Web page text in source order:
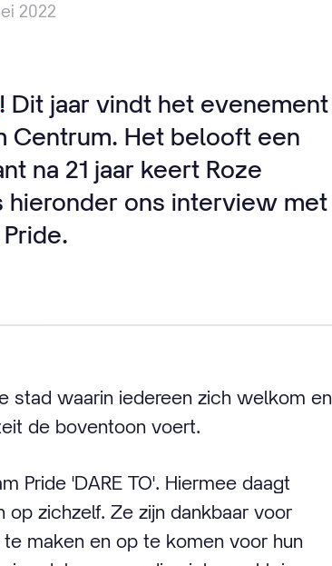
2022
! Dit jaar vindt het evenement
Centrum. Het belooft een
na 21 jaar keert Roze
hieronder ons interview met
stad waarin iedereen zich welkom en
de boventoon voert.
Pride 'DARE TO'. Hiermee daagt
op zichzelf. Ze zijn dankbaar voor
maken en op te komen voor hun